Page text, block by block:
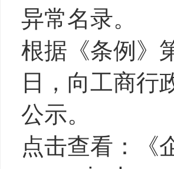
异常名录。
根据《条例》
日，向工商行
公示。
点击查看：《